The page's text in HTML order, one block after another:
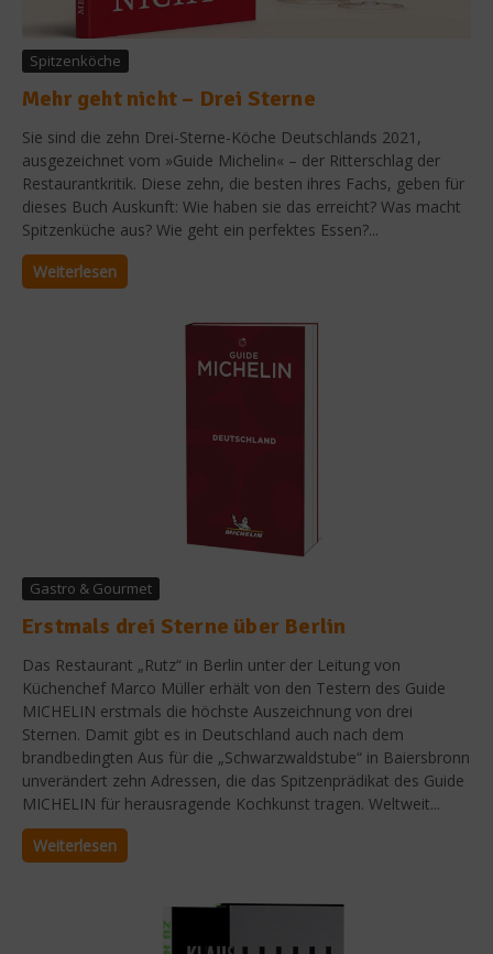
Spitzenköche
Mehr geht nicht – Drei Sterne
Sie sind die zehn Drei-Sterne-Köche Deutschlands 2021,
ausgezeichnet vom »Guide Michelin« – der Ritterschlag der
Restaurantkritik. Diese zehn, die besten ihres Fachs, geben für
dieses Buch Auskunft: Wie haben sie das erreicht? Was macht
Spitzenküche aus? Wie geht ein perfektes Essen?...
Weiterlesen
Gastro & Gourmet
Erstmals drei Sterne über Berlin
Das Restaurant „Rutz“ in Berlin unter der Leitung von
Küchenchef Marco Müller erhält von den Testern des Guide
MICHELIN erstmals die höchste Auszeichnung von drei
Sternen. Damit gibt es in Deutschland auch nach dem
brandbedingten Aus für die „Schwarzwaldstube“ in Baiersbronn
unverändert zehn Adressen, die das Spitzenprädikat des Guide
MICHELIN für herausragende Kochkunst tragen. Weltweit...
Weiterlesen